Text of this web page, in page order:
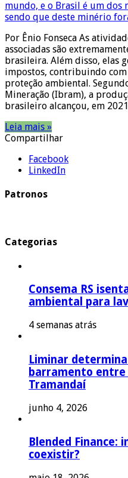
Por Ênio Fonseca As
associadas são
brasileira. Além disso, elas
impostos, contribuindo
proteção ambiental.
Mineração (Ibram), a
brasileiro alcançou, em
Leia mais »
Compartilhar
Facebook
LinkedIn
Patronos
Categorias
Consema RS
ambiental para
4 semanas atrás
Liminar
barramento entre
Tramandaí
junho 4, 2026
Blended Finance:
coexistir?